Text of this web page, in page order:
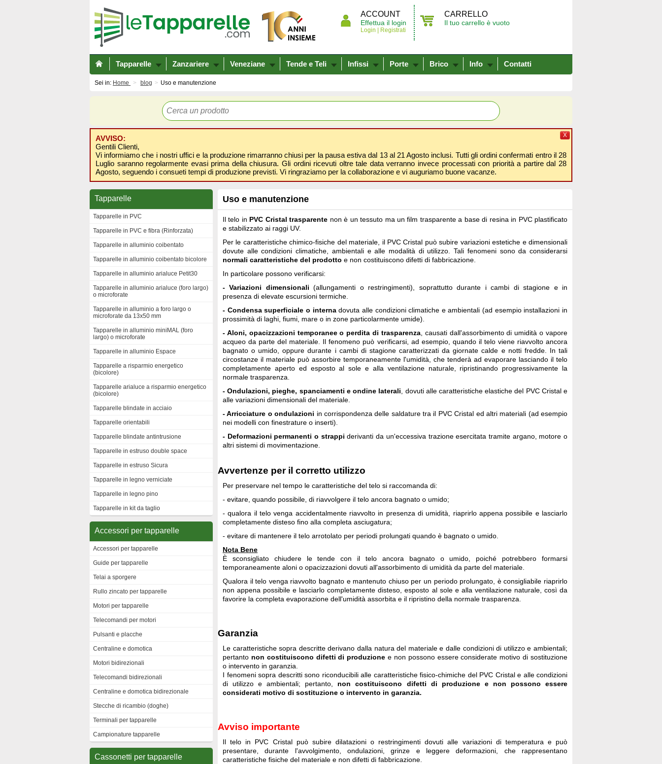
ACCOUNT
Effettua il login
Login | Registrati
CARRELLO
Il tuo carrello è vuoto
Tapparelle Zanzariere Veneziane Tende e Teli Infissi Porte Brico Info Contatti
Sei in: Home blog Uso e manutenzione
AVVISO:
Gentili Clienti,
Vi informiamo che i nostri uffici e la produzione rimarranno chiusi per la pausa estiva dal 13 al 21 Agosto inclusi. Tutti gli ordini confermati entro il 28
Luglio saranno regolarmente evasi prima della chiusura. Gli ordini ricevuti oltre tale data verranno invece processati con priorità a partire dal 28
Agosto, seguendo i consueti tempi di produzione previsti. Vi ringraziamo per la collaborazione e vi auguriamo buone vacanze.
X
Tapparelle
Tapparelle in PVC
Tapparelle in PVC e fibra (Rinforzata)
Tapparelle in alluminio coibentato
Tapparelle in alluminio coibentato bicolore
Tapparelle in alluminio arialuce Petit30
Tapparelle in alluminio arialuce (foro largo)
o microforate
Tapparelle in alluminio a foro largo o
microforate da 13x50 mm
Tapparelle in alluminio miniMAL (foro
largo) o microforate
Tapparelle in alluminio Espace
Tapparelle a risparmio energetico
(bicolore)
Tapparelle arialuce a risparmio energetico
(bicolore)
Tapparelle blindate in acciaio
Tapparelle orientabili
Tapparelle blindate antintrusione
Tapparelle in estruso double space
Tapparelle in estruso Sicura
Tapparelle in legno verniciate
Tapparelle in legno pino
Tapparelle in kit da taglio
Accessori per tapparelle
Accessori per tapparelle
Guide per tapparelle
Telai a sporgere
Rullo zincato per tapparelle
Motori per tapparelle
Telecomandi per motori
Pulsanti e placche
Centraline e domotica
Motori bidirezionali
Telecomandi bidirezionali
Centraline e domotica bidirezionale
Stecche di ricambio (doghe)
Terminali per tapparelle
Campionature tapparelle
Cassonetti per tapparelle
Uso e manutenzione
Il telo in PVC Cristal trasparente non è un tessuto ma un film trasparente a base di resina in PVC plastificato
e stabilizzato ai raggi UV.
Per le caratteristiche chimico-fisiche del materiale, il PVC Cristal può subire variazioni estetiche e dimensionali
dovute alle condizioni climatiche, ambientali e alle modalità di utilizzo. Tali fenomeni sono da considerarsi
normali caratteristiche del prodotto e non costituiscono difetti di fabbricazione.
In particolare possono verificarsi:
- Variazioni dimensionali (allungamenti o restringimenti), soprattutto durante i cambi di stagione e in
presenza di elevate escursioni termiche.
- Condensa superficiale o internadovuta alle condizioni climatiche e ambientali (ad esempio installazioni in
prossimità di laghi, fiumi, mare o in zone particolarmente umide).
- Aloni, opacizzazioni temporanee o perdita di trasparenza, causati dall'assorbimento di umidità o vapore
acqueo da parte del materiale. Il fenomeno può verificarsi, ad esempio, quando il telo viene riavvolto ancora
bagnato o umido, oppure durante i cambi di stagione caratterizzati da giornate calde e notti fredde. In tali
circostanze il materiale può assorbire temporaneamente l'umidità, che tenderà ad evaporare lasciando il telo
completamente aperto ed esposto al sole e alla ventilazione naturale, ripristinando progressivamente la
normale trasparenza.
- Ondulazioni, pieghe, spanciamenti e ondine laterali , dovuti alle caratteristiche elastiche del PVC Cristal e
alle variazioni dimensionali del materiale.
- Arricciature o ondulazioni in corrispondenza delle saldature tra il PVC Cristal ed altri materiali (ad esempio
nei modelli con finestrature o inserti).
- Deformazioni permanenti o strappi derivanti da un'eccessiva trazione esercitata tramite argano, motore o
altri sistemi di movimentazione.
Avvertenze per il corretto utilizzo
Per preservare nel tempo le caratteristiche del telo si raccomanda di:
- evitare, quando possibile, di riavvolgere il telo ancora bagnato o umido;
- qualora il telo venga accidentalmente riavvolto in presenza di umidità, riaprirlo appena possibile e lasciarlo
completamente disteso fino alla completa asciugatura;
- evitare di mantenere il telo arrotolato per periodi prolungati quando è bagnato o umido.
Nota Bene
È sconsigliato chiudere le tende con il telo ancora bagnato o umido, poiché potrebbero formarsi
temporaneamente aloni o opacizzazioni dovuti all'assorbimento di umidità da parte del materiale.
Qualora il telo venga riavvolto bagnato e mantenuto chiuso per un periodo prolungato, è consigliabile riaprirlo
non appena possibile e lasciarlo completamente disteso, esposto al sole e alla ventilazione naturale, così da
favorire la completa evaporazione dell'umidità assorbita e il ripristino della normale trasparenza.
Garanzia
Le caratteristiche sopra descritte derivano dalla natura del materiale e dalle condizioni di utilizzo e ambientali;
pertanto non costituiscono difetti di produzione e non possono essere considerate motivo di sostituzione
o intervento in garanzia.
I fenomeni sopra descritti sono riconducibili alle caratteristiche fisico-chimiche del PVC Cristal e alle condizioni
di utilizzo e ambientali; pertanto, non costituiscono difetti di produzione e non possono essere
considerati motivo di sostituzione o intervento in garanzia.
Avviso importante
Il telo in PVC Cristal può subire dilatazioni o restringimenti dovuti alle variazioni di temperatura e può
presentare, durante l'avvolgimento, ondulazioni, grinze e leggere deformazioni, che rappresentano
caratteristiche fisiche del materiale e non difetti di fabbricazione.